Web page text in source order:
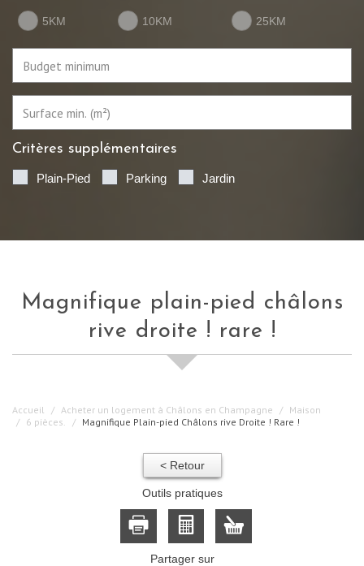
5KM 10KM 25KM
Critères supplémentaires
Plain-Pied Parking Jardin
magnifique plain-pied châlons
rive droite ! rare !
Accueil Acheter un logement à Châlons en Champagne
Maison
6 pièces.
Magnifique Plain-pied Châlons rive Droite ! Rare !
< Retour
Outils pratiques
Partager sur